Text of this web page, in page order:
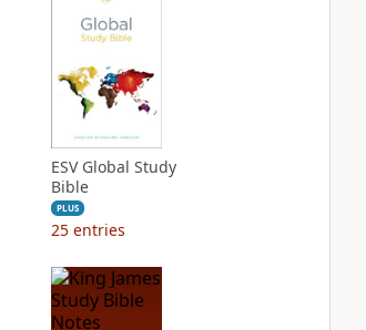
ESV Global Study
Bible
PLUS
25 entries